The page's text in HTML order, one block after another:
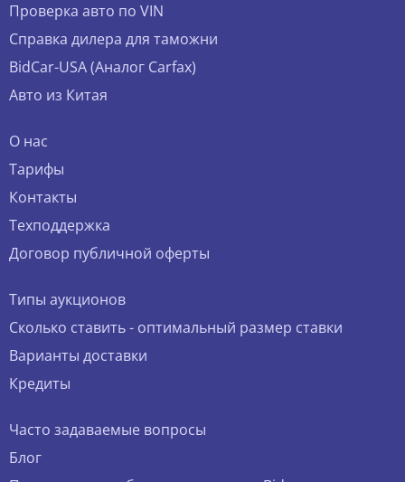
Проверка авто по VIN
Справка дилера для таможни
BidCar-USA (Аналог Carfax)
Авто из Китая
О нас
Тарифы
Контакты
Техподдержка
Договор публичной оферты
Типы аукционов
Сколько ставить - оптимальный размер ставки
Варианты доставки
Кредиты
Часто задаваемые вопросы
Блог